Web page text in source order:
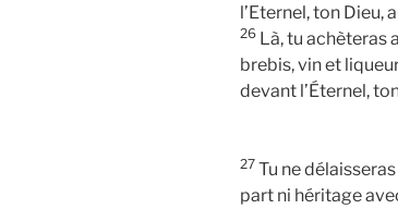
l’Eternel, ton Dieu,
26 Là, tu achèteras
brebis, vin et
devant l’Éternel,
27 Tu ne
part ni héritage